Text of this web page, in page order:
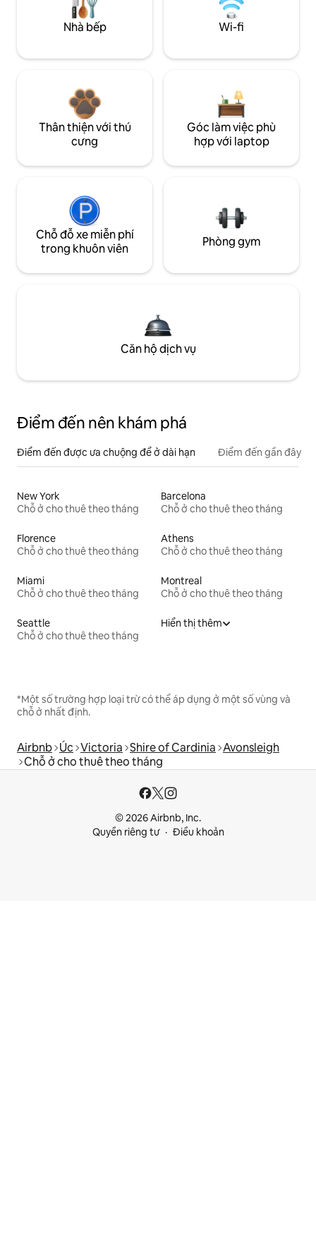
Nhà bếp Wi-fi
Thân thiện với thú
cưng
Góc làm việc phù
hợp với laptop
Chỗ đỗ xe miễn phí
trong khuôn viên
Phòng gym
Căn hộ dịch vụ
Điểm đến nên khám phá
Điểm đến được ưa chuộng để ở dài hạn Điểm đến gần đây
New York
Chỗ ở cho thuê theo tháng
Barcelona
Chỗ ở cho thuê theo tháng
Florence
Chỗ ở cho thuê theo tháng
Athens
Chỗ ở cho thuê theo tháng
Miami
Chỗ ở cho thuê theo tháng
Montreal
Chỗ ở cho thuê theo tháng
Seattle
Chỗ ở cho thuê theo tháng
Hiển thị thêm
*Một số trường hợp loại trừ có thể áp dụng ở một số vùng và
chỗ ở nhất định.
Airbnb Úc Victoria Shire of Cardinia Avonsleigh
Chỗ ở cho thuê theo tháng
© 2026 Airbnb, Inc.
Quyền riêng tư
Điều khoản